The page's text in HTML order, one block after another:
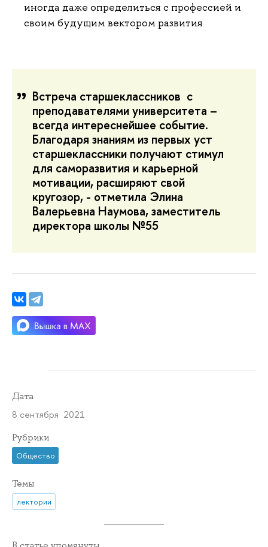
иногда даже определиться с профессией и
своим будущим вектором развития
Встреча старшеклассников с
преподавателями университета –
всегда интереснейшее событие.
Благодаря знаниям из первых уст
старшеклассники получают стимул
для саморазвития и карьерной
мотивации, расширяют свой
кругозор, - отметила Элина
Валерьевна Наумова, заместитель
директора школы №55
Дата
8 сентября 2021
Рубрики
Общество
Темы
лектории